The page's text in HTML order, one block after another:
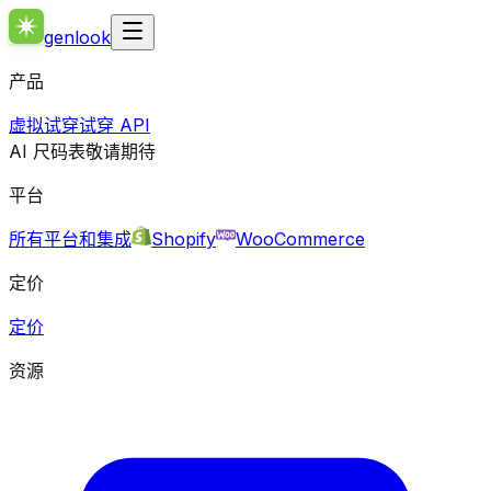
genlook
产品
虚拟试穿试穿 API
AI 尺码表敬请期待
平台
所有平台和集成
Shopify
WooCommerce
定价
定价
资源